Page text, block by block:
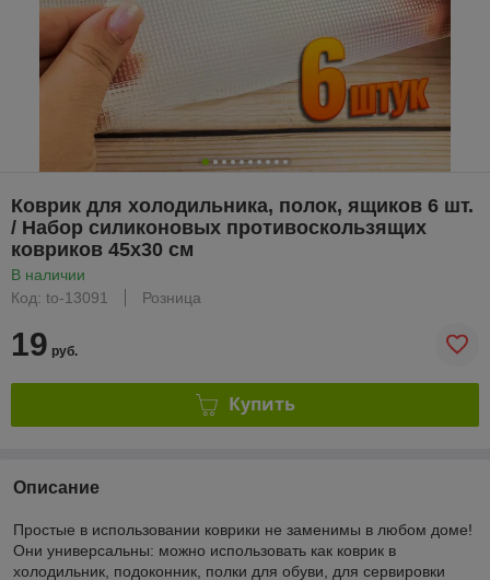
Коврик для холодильника, полок, ящиков 6 шт.
/ Набор силиконовых противоскользящих
ковриков 45х30 см
В наличии
Код: to-13091
Розница
19 руб.
Купить
Описание
Простые в использовании коврики не заменимы в любом доме!
Они универсальны: можно использовать как коврик в
холодильник, подоконник, полки для обуви, для сервировки